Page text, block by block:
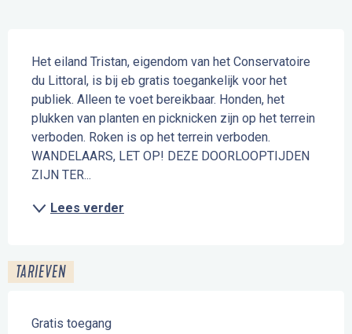
Het eiland Tristan, eigendom van het Conservatoire
du Littoral, is bij eb gratis toegankelijk voor het
publiek. Alleen te voet bereikbaar. Honden, het
plukken van planten en picknicken zijn op het terrein
verboden. Roken is op het terrein verboden.
WANDELAARS, LET OP! DEZE DOORLOOPTIJDEN
ZIJN TER...
Lees verder
TARIEVEN
Gratis toegang